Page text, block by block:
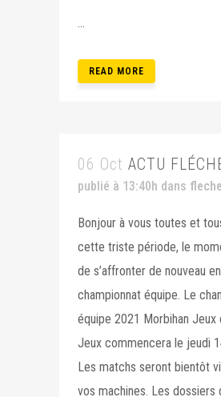
...
READ MORE
06 Oct ACTU
publié à 13:40h dans
Bonjour à vous toutes et
cette triste période, le
de s’affronter de nouveau en
championnat équipe. Le
équipe 2021 Morbihan Jeux
Jeux commencera le jeudi
Les matchs seront bientôt
vos machines. Les dossiers